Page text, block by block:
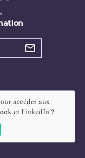
accéder aux
et LinkedIn?